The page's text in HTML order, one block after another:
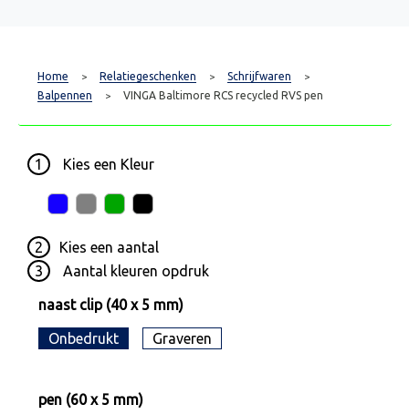
Home > Relatiegeschenken > Schrijfwaren >
Balpennen > VINGA Baltimore RCS recycled RVS pen
1 Kies een Kleur
2 Kies een aantal
3
Aantal kleuren opdruk
naast clip (40 x 5 mm)
Onbedrukt Graveren
pen (60 x 5 mm)